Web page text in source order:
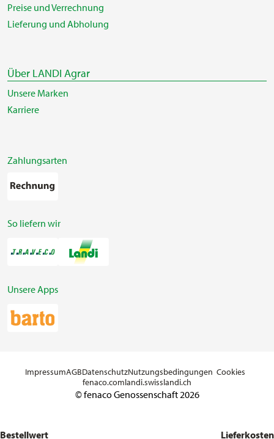
Preise und Verrechnung
Lieferung und Abholung
Über LANDI Agrar
Unsere Marken
Karriere
Zahlungsarten
So liefern wir
Unsere Apps
© fenaco Genossenschaft 2026
ImpressumAGBDatenschutzNutzungsbedingungen Cookies
fenaco.comlandi.swisslandi.ch
Bestellwert Lieferkosten